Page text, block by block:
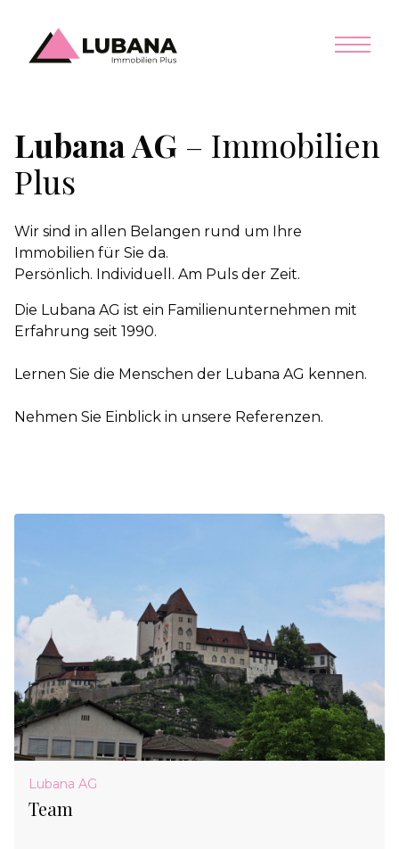
Lubana AG – Immobilien
Plus
Wir sind in allen Belangen rund um Ihre
Immobilien für Sie da.
Persönlich. Individuell. Am Puls der Zeit.
Die Lubana AG ist ein Familienunternehmen mit
Erfahrung seit 1990.
Lernen Sie die Menschen der Lubana AG kennen.
Nehmen Sie Einblick in unsere Referenzen.
Lubana AG
Team